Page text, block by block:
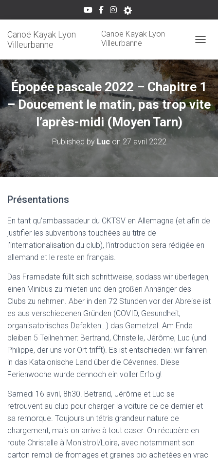
Canoë Kayak Lyon
Villeurbanne
Canoë Kayak Lyon
Villeurbanne
Épopée pascale 2022 – Chapitre 1
– Doucement le matin, pas trop vite
l’après-midi (Moyen Tarn)
Published by Lucon 27 avril 2022
Présentations
En tant qu’ambassadeur du CKTSV en Allemagne (et afin de
justifier les subventions touchées au titre de
l’internationalisation du club), l’introduction sera rédigée en
allemand et le reste en français.
Das Framadate füllt sich schrittweise, sodass wir überlegen,
einen Minibus zu mieten und den großen Anhänger des
Clubs zu nehmen. Aber in den 72 Stunden vor der Abreise ist
es aus verschiedenen Gründen (COVID, Gesundheit,
organisatorisches Defekten…) das Gemetzel. Am Ende
bleiben 5 Teilnehmer: Bertrand, Christelle, Jérôme, Luc (und
Philippe, der uns vor Ort trifft). Es ist entschieden: wir fahren
in das Katalonische Land über die Cévennes. Diese
Ferienwoche wurde dennoch ein voller Erfolg!
Samedi 16 avril, 8h30. Betrand, Jérôme et Luc se
retrouvent au club pour charger la voiture de ce dernier et
sa remorque. Toujours un tétris grandeur nature ce
chargement, mais on arrive à tout caser. On récupère en
route Christelle à Monistrol/Loire, avec notamment son
carton rempli de fromages et graines bio achetées en vrac